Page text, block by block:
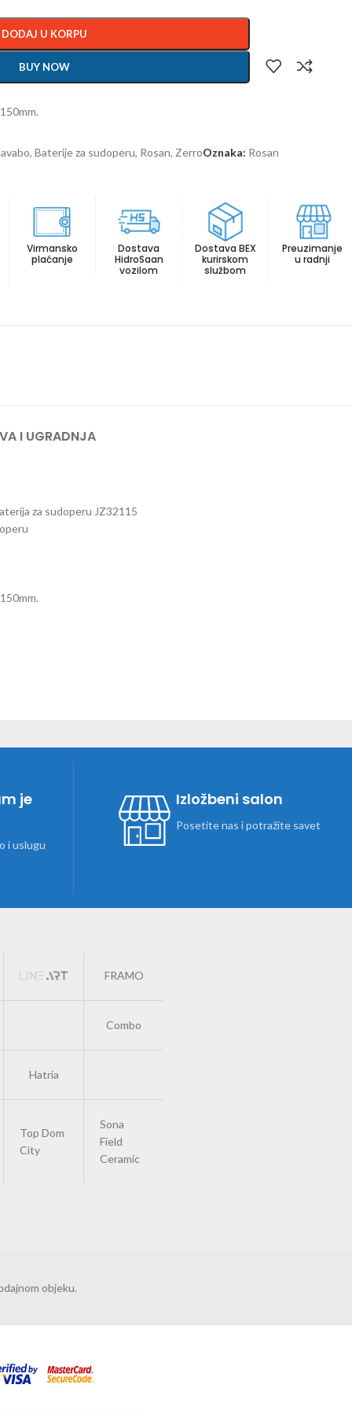
DODAJ U KORPU
BUY NOW
, Baterije za sudoperu, Rosan, ZerroOznaka: Rosan
Virmansko
plaćanje
Dostava
HidroSaan
vozilom
Dostava BEX
kurirskom
službom
Preuzimanje
u radnji
I UGRADNJA
za sudoperu JZ32115
je
i uslugu
Izložbeni salon
Posetite nas i potražite savet
FRAMO
Combo
Hatria
Top Dom
City
Sona
Field
Ceramic
objeku.